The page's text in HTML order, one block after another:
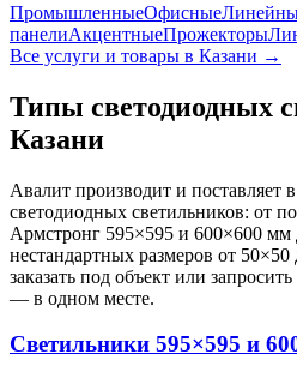
ПромышленныеОфисные
панелиАкцентныеПрожекторы
Все услуги и товары в Казани →
Типы светодиодных
Казани
Авалит производит и поставляет
светодиодных светильников: от
Армстронг 595×595 и 600×600
нестандартных размеров от
заказать под объект или
— в одном месте.
Светильники 595×595 и